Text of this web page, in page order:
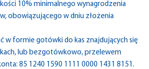
10% minimalnego wynagrodzenia
obowiązującego w dniu złożenia
w formie gotówki do kas znajdujących się
lub bezgotówkowo, przelewem
85 1240 1590 1111 0000 1431 8151.